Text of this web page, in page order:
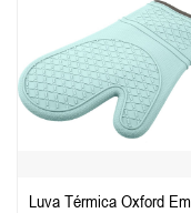
Luva Térmica Oxford Em